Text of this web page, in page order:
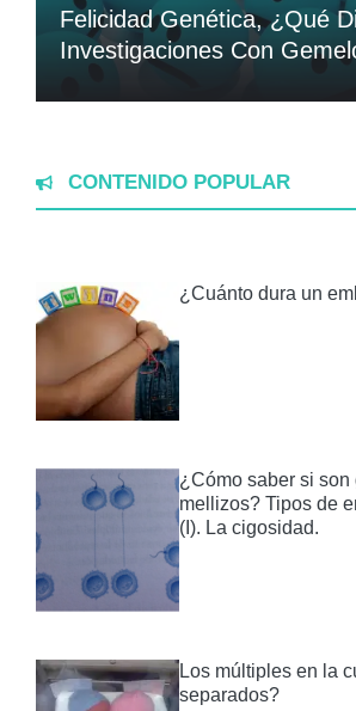
Felicidad Genética, ¿Qué
Investigaciones Con
CONTENIDO POPULAR
¿Cuánto dura un
¿Cómo saber si son
mellizos? Tipos de
(I). La cigosidad.
Los múltiples en la
separados?